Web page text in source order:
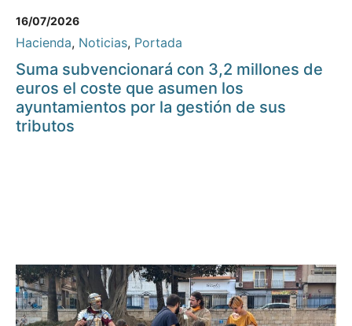
16/07/2026
Hacienda, Noticias, Portada
Suma subvencionará con 3,2 millones de
euros el coste que asumen los
ayuntamientos por la gestión de sus
tributos